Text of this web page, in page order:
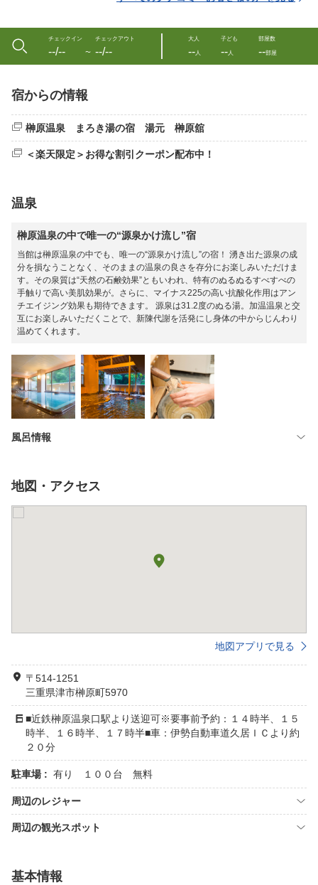
チェックイン
--/-- 〜
チェックアウト
--/--
大人
--人
子ども
--人
部屋数
--部屋
宿からの情報
榊原温泉 まろき湯の宿 湯元 榊原舘
＜楽天限定＞お得な割引クーポン配布中！
温泉
榊原温泉の中で唯一の“源泉かけ流し”宿
当館は榊原温泉の中でも、唯一の“源泉かけ流し”の宿！ 湧き出た源泉の成
分を損なうことなく、そのままの温泉の良さを存分にお楽しみいただけま
す。その泉質は“天然の石鹸効果”ともいわれ、特有のぬるぬるすべすべの
手触りで高い美肌効果が。さらに、マイナス225の高い抗酸化作用はアン
チエイジング効果も期待できます。 源泉は31.2度のぬる湯。加温温泉と交
互にお楽しみいただくことで、新陳代謝を活発にし身体の中からじんわり
温めてくれます。
風呂情報
地図・アクセス
地図アプリで見る
〒514-1251
三重県津市榊原町5970
■近鉄榊原温泉口駅より送迎可※要事前予約：１４時半、１５
時半、１６時半、１７時半■車：伊勢自動車道久居ＩＣより約
２０分
駐車場 : 有り １００台 無料
周辺のレジャー
周辺の観光スポット
基本情報